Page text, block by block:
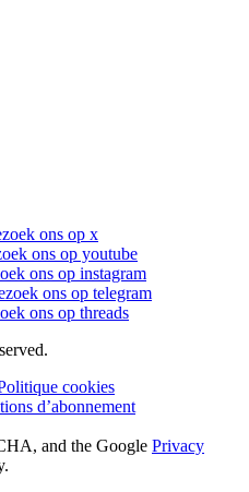
ons op x
ons op youtube
ons op instagram
ons op telegram
ons op threads
cookies
d’abonnement
and the Google Privacy